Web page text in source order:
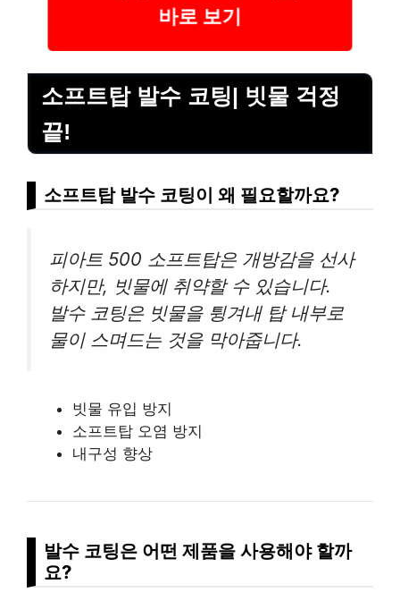
바로 보기
소프트탑 발수 코팅| 빗물 걱정
끝!
소프트탑 발수 코팅이 왜 필요할까요?
피아트 500 소프트탑은 개방감을 선사
하지만, 빗물에 취약할 수 있습니다.
발수 코팅은 빗물을 튕겨내 탑 내부로
물이 스며드는 것을 막아줍니다.
빗물 유입 방지
소프트탑 오염 방지
내구성 향상
발수 코팅은 어떤 제품을 사용해야 할까
요?